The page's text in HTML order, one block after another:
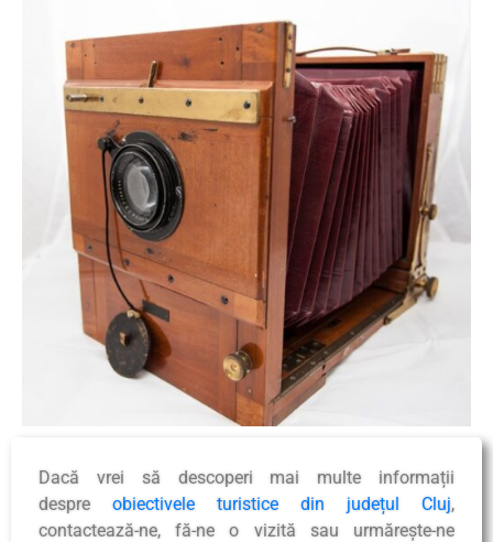
Dacă vrei să descoperi mai multe informații
despre obiectivele turistice din județul Cluj,
contactează-ne, fă-ne o vizită sau urmărește-ne